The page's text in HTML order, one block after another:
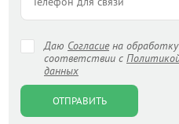
Даю Согласиена обработку
соответствии с
данных
ОТПРАВИТЬ